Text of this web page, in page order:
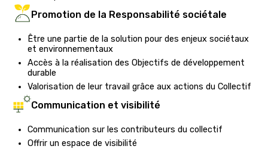
Promotion de la Responsabilité sociétale
Être une partie de la solution pour des enjeux sociétaux
et environnementaux
Accès à la réalisation des Objectifs de développement
durable
Valorisation de leur travail grâce aux actions du Collectif
Communication et visibilité
Communication sur les contributeurs du collectif
Offrir un espace de visibilité